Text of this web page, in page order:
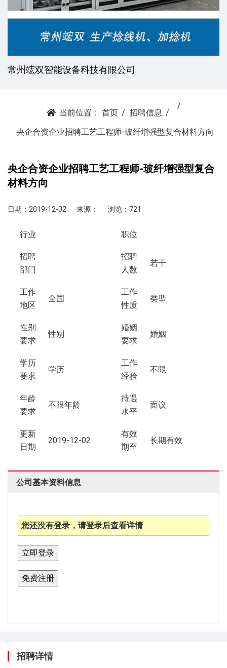
常州竤双智能设备科技有限公司
当前位置： 首页
招聘信息
央企合资企业招聘工艺工程师-玻纤增强型复合材料方向
央企合资企业招聘工艺工程师-玻纤增强型复合
材料方向
日期：2019-12-02 来源： 浏览：721
行业 职位
招聘
部门
招聘
人数
若干
工作
地区
全国
工作
性质
类型
性别
要求
性别
婚姻
要求
婚姻
学历
要求
学历
工作
经验
不限
年龄
要求
不限年龄
待遇
水平
面议
更新
日期
2019-12-02
有效
期至
长期有效
公司基本资料信息
您还没有登录，请登录后查看详情
招聘详情